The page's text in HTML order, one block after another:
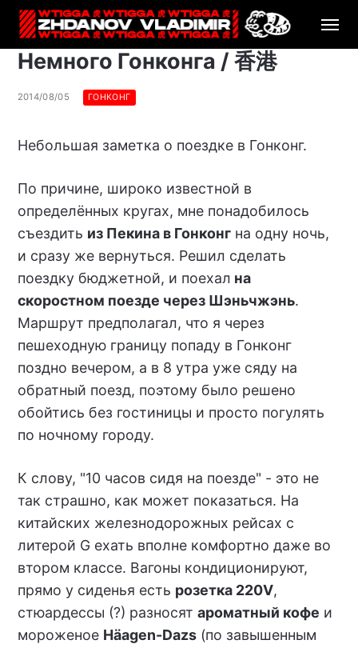
Немного Гонконга / 香港
2014/08/05 ГОНКОНГ
Небольшая заметка о поездке в Гонконг.
По причине, широко известной в
определённых кругах, мне понадобилось
съездить из Пекина в Гонконгна одну ночь,
и сразу же вернуться. Решил сделать
поездку бюджетной, и поехал на
скоростном поезде через Шэньчжэнь.
Маршрут предполагал, что я через
пешеходную границу попаду в Гонконг
поздно вечером, а в 8 утра уже сяду на
обратный поезд, поэтому было решено
обойтись без гостиницы и просто погулять
по ночному городу.
К слову, "10 часов сидя на поезде" - это не
так страшно, как может показаться. На
китайских железнодорожных рейсах с
литерой G ехать вполне комфортно даже во
втором классе. Вагоны кондиционируют,
прямо у сиденья есть розетка 220V,
стюардессы (?) разносят ароматный кофе и
мороженое Häagen-Dazs(по завышенным